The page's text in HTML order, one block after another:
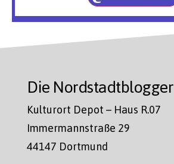
Die Nordstadtblogger
Kulturort Depot – Haus R.07
Immermannstraße 29
44147 Dortmund